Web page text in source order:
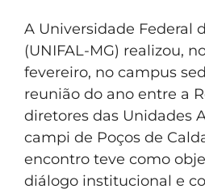
A Universidade Federal
(UNIFAL-MG) realizou,
fevereiro, no campus
reunião do ano entre a
diretores das Unidades
campi de Poços de
encontro teve como
diálogo institucional e